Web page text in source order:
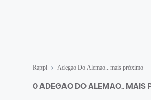
Rappi Adegao Do Alemao.. mais próximo
0 ADEGAO DO ALEMAO.. MAIS